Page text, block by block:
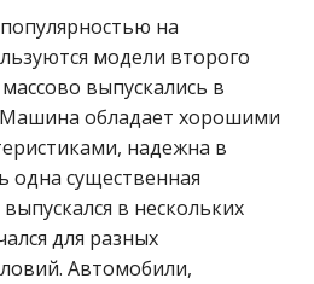
на
модели второго
выпускались в
Машина обладает хорошими
надежна в
одна существенная
в нескольких
для разных
Автомобили,